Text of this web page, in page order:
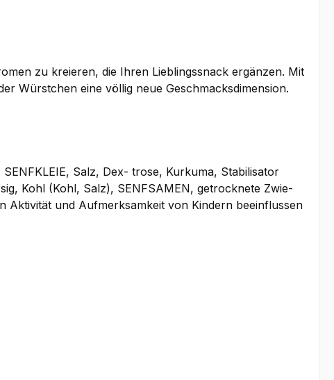
zu kreieren, die Ihren Lieblingssnack ergänzen. Mit
Würstchen eine völlig neue Geschmacksdimension.
Salz, Dex- trose, Kurkuma, Stabilisator
Kohl (Kohl, Salz), SENFSAMEN, getrocknete Zwie-
und Aufmerksamkeit von Kindern beeinflussen